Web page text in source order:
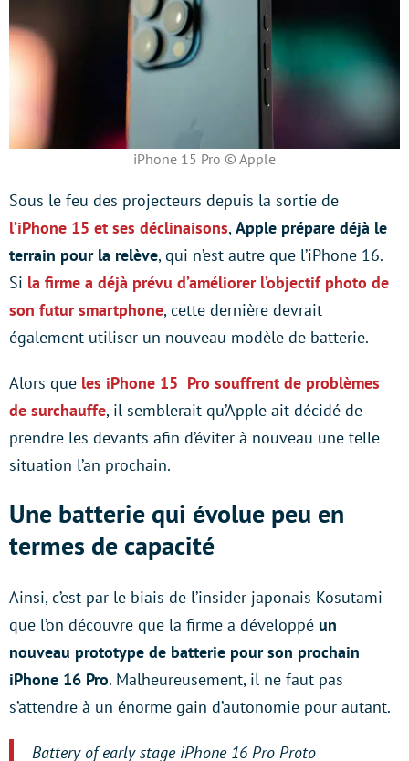
iPhone 15 Pro © Apple
Sous le feu des projecteurs depuis la sortie de
l’iPhone 15 et ses déclinaisons, Apple prépare déjà le
terrain pour la relève, qui n’est autre que l’iPhone 16.
Si la firme a déjà prévu d’améliorer l’objectif photo de
son futur smartphone, cette dernière devrait
également utiliser un nouveau modèle de batterie.
Alors que les iPhone 15 Pro souffrent de problèmes
de surchauffe, il semblerait qu’Apple ait décidé de
prendre les devants afin d’éviter à nouveau une telle
situation l’an prochain.
Une batterie qui évolue peu en
termes de capacité
Ainsi, c’est par le biais de l’insider japonais Kosutami
que l’on découvre que la firme a développé un
nouveau prototype de batterie pour son prochain
iPhone 16 Pro. Malheureusement, il ne faut pas
s’attendre à un énorme gain d’autonomie pour autant.
Battery of early stage iPhone 16 Pro Proto